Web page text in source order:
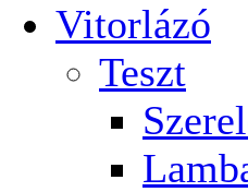
Vitorlázó
Teszt